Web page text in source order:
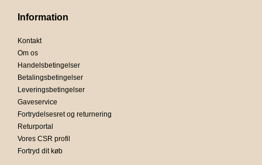
Information
Kontakt
Om os
Handelsbetingelser
Betalingsbetingelser
Leveringsbetingelser
Gaveservice
Fortrydelsesret og returnering
Returportal
Vores CSR profil
Fortryd dit køb